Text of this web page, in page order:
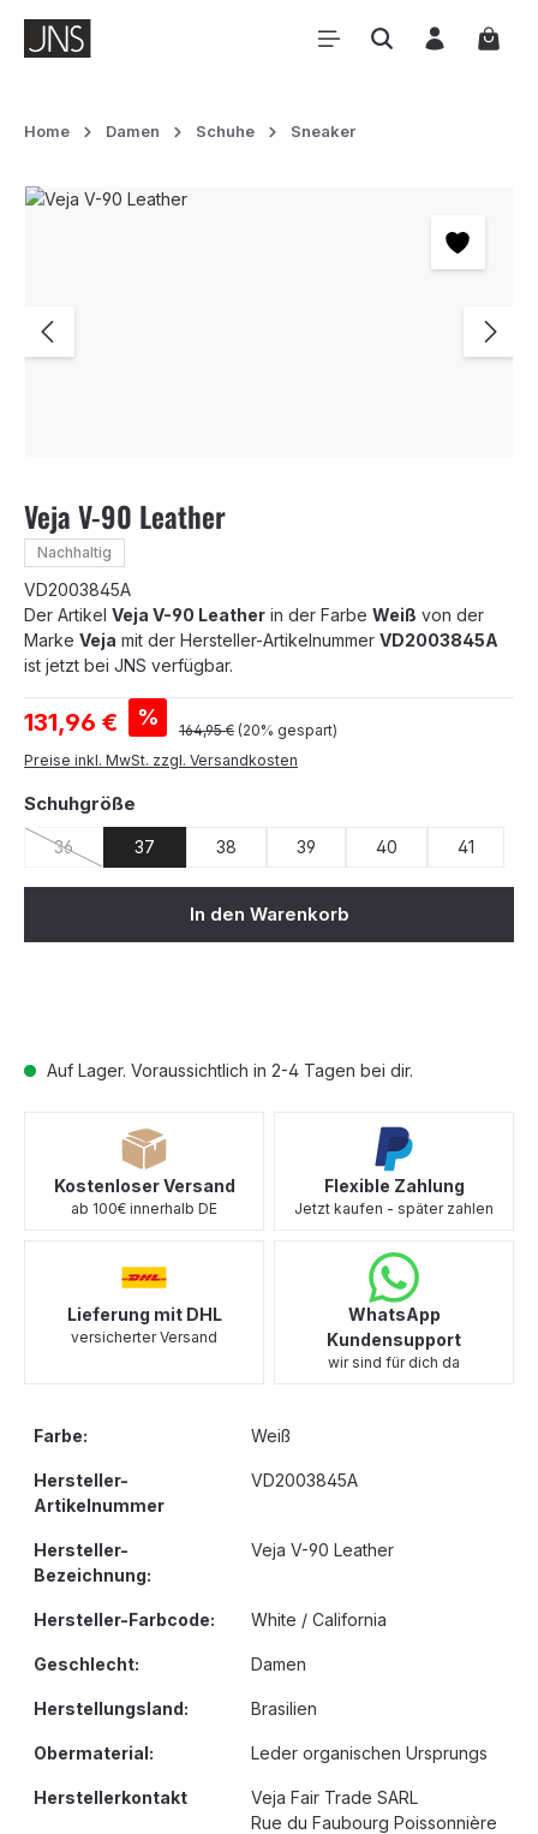
Zum Hauptinhalt springen
Home Damen Schuhe Sneaker
Bildergalerie überspringen
Veja V-90 Leather
Nachhaltig
VD2003845A
Der Artikel Veja V-90 Leather in der Farbe Weiß von der
Marke Veja mit der Hersteller-Artikelnummer VD2003845A
ist jetzt bei JNS verfügbar.
Verkaufspreis:
131,96 € % Regulärer Preis:
164,95 € (20% gespart)
Preise inkl. MwSt. zzgl. Versandkosten
Auf Lager. Voraussichtlich in 2-4 Tagen bei dir.
Schuhgröße
36
(Diese Option ist zurzeit nicht verfügbar.)
37 38 39 40 41
In den Warenkorb
Kostenloser Versand
ab 100€ innerhalb DE
Flexible Zahlung
Jetzt kaufen - später zahlen
Lieferung mit DHL
versicherter Versand
WhatsApp
Kundensupport
wir sind für dich da
Farbe: Weiß
Hersteller-
Artikelnummer
VD2003845A
Hersteller-
Bezeichnung:
Veja V-90 Leather
Hersteller-Farbcode: White / California
Geschlecht: Damen
Herstellungsland: Brasilien
Obermaterial: Leder organischen Ursprungs
Herstellerkontakt
Veja Fair Trade SARL
Rue du Faubourg Poissonnière